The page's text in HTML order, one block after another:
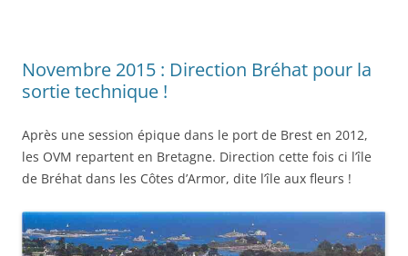
Novembre 2015 : Direction Bréhat pour la
sortie technique !
Après une session épique dans le port de Brest en 2012,
les OVM repartent en Bretagne. Direction cette fois ci l’île
de Bréhat dans les Côtes d’Armor, dite l’île aux fleurs !